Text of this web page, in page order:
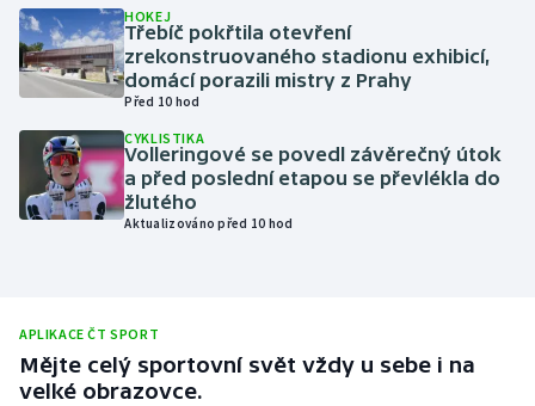
Moderní pětiboj
Motorsport
Olympijské hry
Parasport
Ragby
HOKEJ
Třebíč pokřtila otevření
zrekonstruovaného stadionu exhibicí,
domácí porazili mistry z Prahy
Před 10 hod
CYKLISTIKA
Volleringové se povedl závěrečný útok
a před poslední etapou se převlékla do
žlutého
Aktualizováno před 10 hod
APLIKACE ČT SPORT
Mějte celý sportovní svět vždy u sebe i na
velké obrazovce.